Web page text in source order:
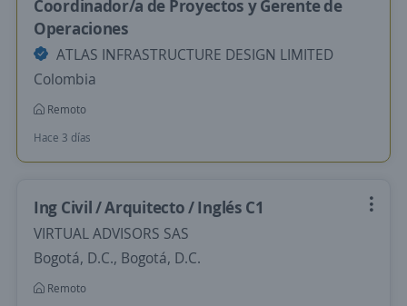
Coordinador/a de Proyectos y Gerente de
Operaciones
ATLAS INFRASTRUCTURE DESIGN LIMITED
Colombia
Remoto
Hace 3 días
Ing Civil / Arquitecto / Inglés C1
VIRTUAL ADVISORS SAS
Bogotá, D.C., Bogotá, D.C.
Remoto